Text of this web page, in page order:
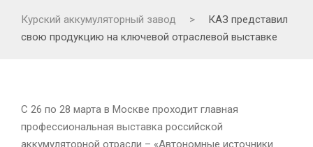
Курский аккумуляторный завод >
КАЗ представил
свою продукцию на ключевой отраслевой выставке
С 26 по 28 марта в Москве проходит главная
профессиональная выставка российской
аккумуляторной отрасли – «Автономные источники